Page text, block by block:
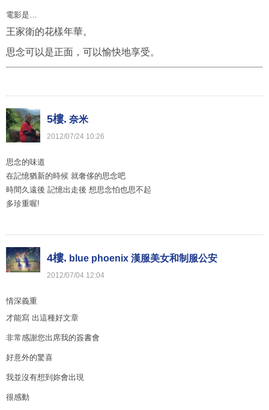
電影是…
王家衛的花樣年華。
思念可以是正面，可以愉快地享受。
5樓. 奈米
2012/07/24 10:26
思念的味道
在記憶猶新的時候 就奢侈的思念吧
時間久遠後 記憶出走後 想思念怕也思不起
多珍重喔!
4樓. blue phoenix 漢服美女和制服公安
2012/07/04 12:04
情深義重
才能寫 出這種好文章
非常感謝您出席我的簽書會
好意外的驚喜
我並沒有想到妳會出現
很感動